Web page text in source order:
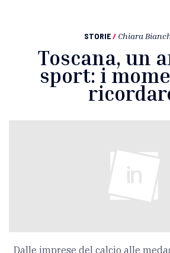
STORIE / Chiara
Toscana, un
sport: i
Dalle imprese del calcio alle